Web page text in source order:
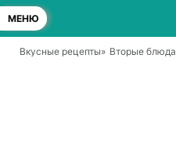
МЕНЮ
Вкусные рецепты» Вторые блюда